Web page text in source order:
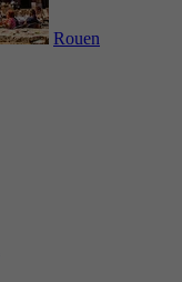
Rouen